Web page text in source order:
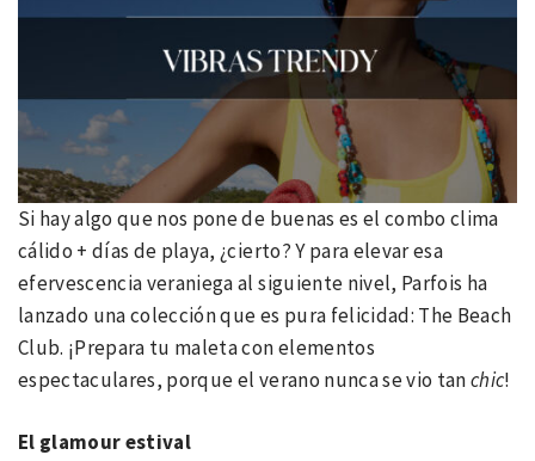
Si hay algo que nos pone de buenas es el combo clima
cálido + días de playa, ¿cierto? Y para elevar esa
efervescencia veraniega al siguiente nivel, Parfois ha
lanzado una colección que es pura felicidad: The Beach
Club. ¡Prepara tu maleta con elementos
espectaculares, porque el verano nunca se vio tanchic!
El glamour estival